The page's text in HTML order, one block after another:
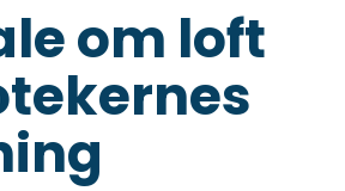
om loft